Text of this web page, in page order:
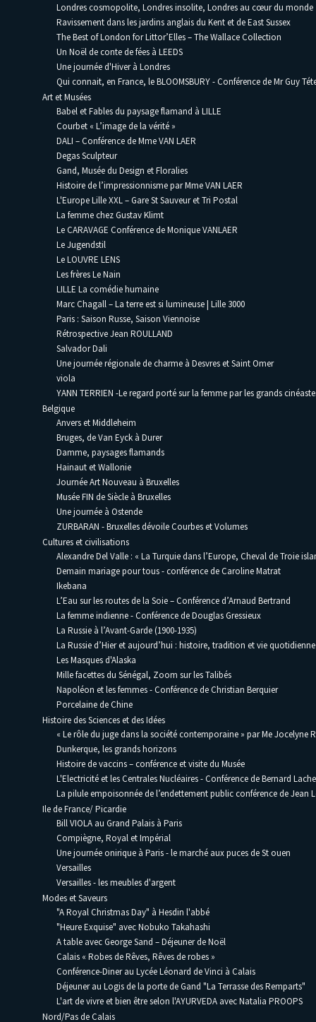
Londres cosmopolite, Londres insolite, Londres au cœur du monde
Ravissement dans les jardins anglais du Kent et de East Sussex
The Best of London for Littor’Elles – The Wallace Collection
Un Noël de conte de fées à LEEDS
Une journée d'Hiver à Londres
Qui connait, en France, le BLOOMSBURY - Conférence de Mr Guy
Art et Musées
Babel et Fables du paysage flamand à LILLE
Courbet « L’image de la vérité »
DALI – Conférence de Mme VAN LAER
Degas Sculpteur
Gand, Musée du Design et Floralies
Histoire de l’impressionnisme par Mme VAN LAER
L'Europe Lille XXL – Gare St Sauveur et Tri Postal
La femme chez Gustav Klimt
Le CARAVAGE Conférence de Monique VANLAER
Le Jugendstil
Le LOUVRE LENS
Les frères Le Nain
LILLE La comédie humaine
Marc Chagall – La terre est si lumineuse | Lille 3000
Paris : Saison Russe, Saison Viennoise
Rétrospective Jean ROULLAND
Salvador Dali
Une journée régionale de charme à Desvres et Saint Omer
viola
YANN TERRIEN -Le regard porté sur la femme par les grands
Belgique
Anvers et Middleheim
Bruges, de Van Eyck à Durer
Damme, paysages flamands
Hainaut et Wallonie
Journée Art Nouveau à Bruxelles
Musée FIN de Siècle à Bruxelles
Une journée à Ostende
ZURBARAN - Bruxelles dévoile Courbes et Volumes
Cultures et civilisations
Alexandre Del Valle : « La Turquie dans l’Europe, Cheval de Troie
Demain mariage pour tous - conférence de Caroline Matrat
Ikebana
L’Eau sur les routes de la Soie – Conférence d’Arnaud Bertrand
La femme indienne - Conférence de Douglas Gressieux
La Russie à l’Avant-Garde (1900-1935)
La Russie d’Hier et aujourd’hui : histoire, tradition et vie quotidienne
Les Masques d'Alaska
Mille facettes du Sénégal, Zoom sur les Talibés
Napoléon et les femmes - Conférence de Christian Berquier
Porcelaine de Chine
Histoire des Sciences et des Idées
« Le rôle du juge dans la société contemporaine » par Me Jocelyne
Dunkerque, les grands horizons
Histoire de vaccins – conférence et visite du Musée
L'Electricité et les Centrales Nucléaires - Conférence de Bernard
La pilule empoisonnée de l’endettement public conférence de Jean
Ile de France/ Picardie
Bill VIOLA au Grand Palais à Paris
Compiègne, Royal et Impérial
Une journée onirique à Paris - le marché aux puces de St ouen
Versailles
Versailles - les meubles d'argent
Modes et Saveurs
"A Royal Christmas Day" à Hesdin l'abbé
"Heure Exquise" avec Nobuko Takahashi
A table avec George Sand – Déjeuner de Noël
Calais « Robes de Rêves, Rêves de robes »
Conférence-Diner au Lycée Léonard de Vinci à Calais
Déjeuner au Logis de la porte de Gand "La Terrasse des Remparts"
L'art de vivre et bien être selon l'AYURVEDA avec Natalia PROOPS
Nord/Pas de Calais